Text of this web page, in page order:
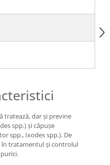
tratează, dar și previne
spp.) și căpușe
spp., Ixodes spp.). De
în tratamentul și controlul